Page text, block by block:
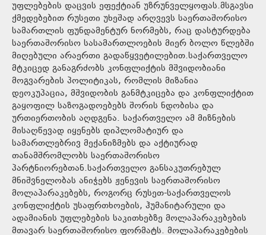
უფლებების დაცვის ეფექტიან უზრუნველყოფას.მსგავსი
ქმედებებით რუსეთი უხეშად არღვევს საერთაშორისო
სამართლის ფუნდამენტურ ნორმებს, რაც დასტურდება
საერთაშორისო სასამართლოების მიერ ბოლო წლებში
მიღებული არაერთი გადაწყვეტილებით.საქართველო
მტკიცედ განაგრძობს კონფლიქტის მშვიდობიანი
მოგვარების პოლიტიკას, რომლის მიზანია
დეოკუპაცია, მშვიდობის განმტკიცება და კონფლიქტით
გაყოფილ საზოგადოებებს შორის ნდობისა და
ურთიერთობის აღდგენა. საქართველო ამ მიზნების
მისაღწევად იყენებს დიპლომატიურ და
სამართლებრივ მექანიზმებს და აქტიურად
თანამშრომლობს საერთაშორისო
პარტნიორებთან.საქართველო განსაკუთრებულ
მნიშვნელობას ანიჭებს ჟენევის საერთაშორისო
მოლაპარაკებებს, როგორც რუსეთ-საქართველოს
კონფლიქტის უსაფრთხოების, ჰუმანიტარული და
ადამიანის უფლებების საკითხებზე მოლაპარაკებების
მთავარ საერთაშორისო ფორმატს. მოლაპარაკებების